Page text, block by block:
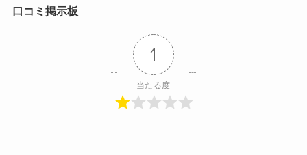
口コミ掲示板
1
当たる度